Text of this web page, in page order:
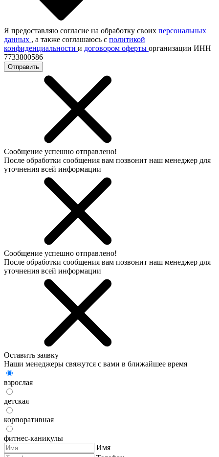
Я предоставляю согласие на обработку своих персональных
данных , а также соглашаюсь с политикой
конфиденциальности и договором оферты организации ИНН
7733800586
Отправить
Сообщение успешно отправлено!
После обработки сообщения вам позвонит наш менеджер для
уточнения всей информации
Сообщение успешно отправлено!
После обработки сообщения вам позвонит наш менеджер для
уточнения всей информации
Оставить заявку
Наши менеджеры свяжутся с вами в ближайшее время
взрослая
детская
корпоративная
фитнес-каникулы
Имя